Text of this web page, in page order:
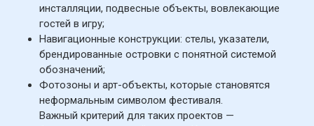
инсталляции, подвесные объекты, вовлекающие
гостей в игру;
Навигационные конструкции: стелы, указатели,
брендированные островки с понятной системой
обозначений;
Фотозоны и арт-объекты, которые становятся
неформальным символом фестиваля.
Важный критерий для таких проектов —